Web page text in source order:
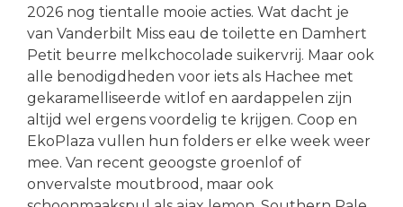
2026 nog tientalle mooie acties. Wat dacht je
van Vanderbilt Miss eau de toilette en Damhert
Petit beurre melkchocolade suikervrij. Maar ook
alle benodigdheden voor iets als Hachee met
gekaramelliseerde witlof en aardappelen zijn
altijd wel ergens voordelig te krijgen. Coop en
EkoPlaza vullen hun folders er elke week weer
mee. Van recent geoogste groenlof of
onvervalste moutbrood, maar ook